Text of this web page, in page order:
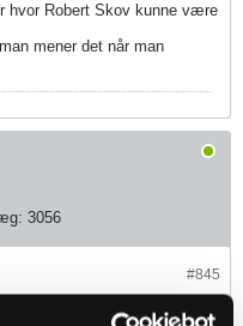
hvor Robert Skov kunne være
mener det når man
3056
#845